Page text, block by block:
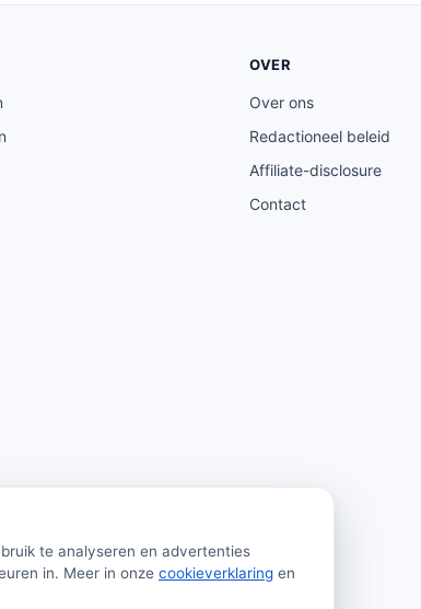
te analyseren en advertenties
in. Meer in onze cookieverklaring en
OVER
Over ons
Redactioneel beleid
Affiliate-disclosure
Contact